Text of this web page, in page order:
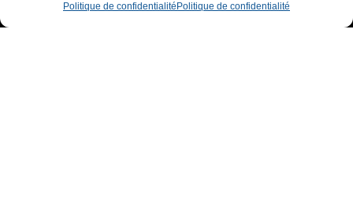
Politique de confidentialité Politique de confidentialité